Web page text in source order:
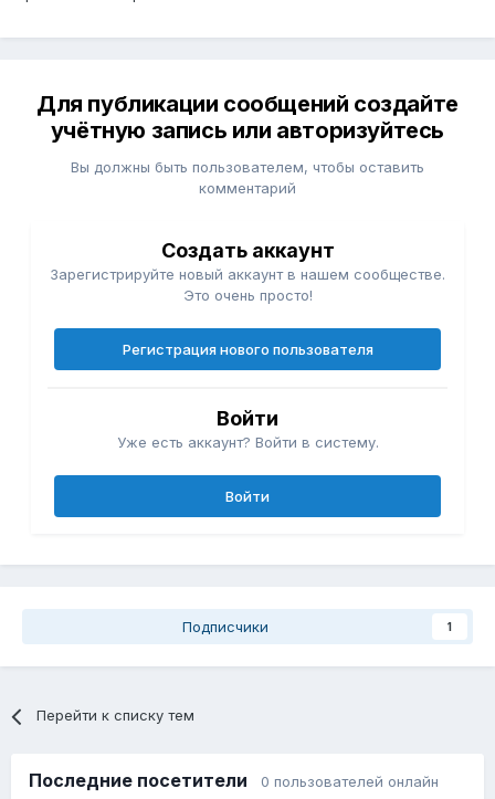
Для публикации сообщений создайте
учётную запись или авторизуйтесь
Вы должны быть пользователем, чтобы оставить
комментарий
Создать аккаунт
Зарегистрируйте новый аккаунт в нашем сообществе.
Это очень просто!
Регистрация нового пользователя
Войти
Уже есть аккаунт? Войти в систему.
Войти
Подписчики 1
Перейти к списку тем
Последние посетители 0 пользователей онлайн